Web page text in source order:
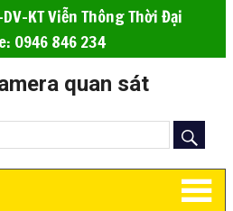
DV-KT Viễn Thông Thời Đại
0946 846 234
quan sát